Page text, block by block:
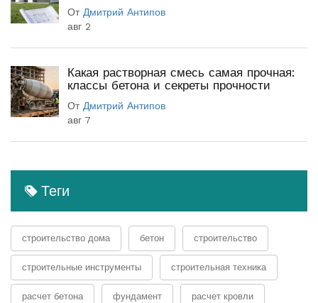
От Дмитрий Антипов
авг 2
Какая растворная смесь самая прочная:
классы бетона и секреты прочности
От Дмитрий Антипов
авг 7
Теги
строительство дома бетон строительство
строительные инструменты строительная техника
расчет бетона фундамент расчет кровли